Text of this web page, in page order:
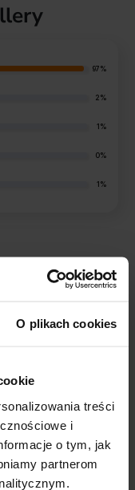
O plikach cookies
treści
i
o tym, jak
partnerom
97%
2%
1%
0%
1%
do mnie tak
Szybko,
obsługa